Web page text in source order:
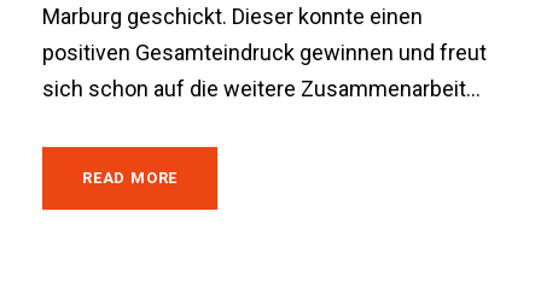
Marburg geschickt. Dieser konnte einen
positiven Gesamteindruck gewinnen und freut
sich schon auf die weitere Zusammenarbeit...
READ MORE